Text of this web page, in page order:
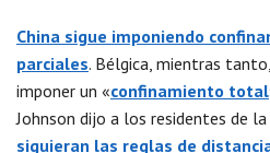
China sigue imponiendo
parciales. Bélgica, mientras
imponer un «confinamiento total
Johnson dijo a los residentes de la
siguieran las reglas de